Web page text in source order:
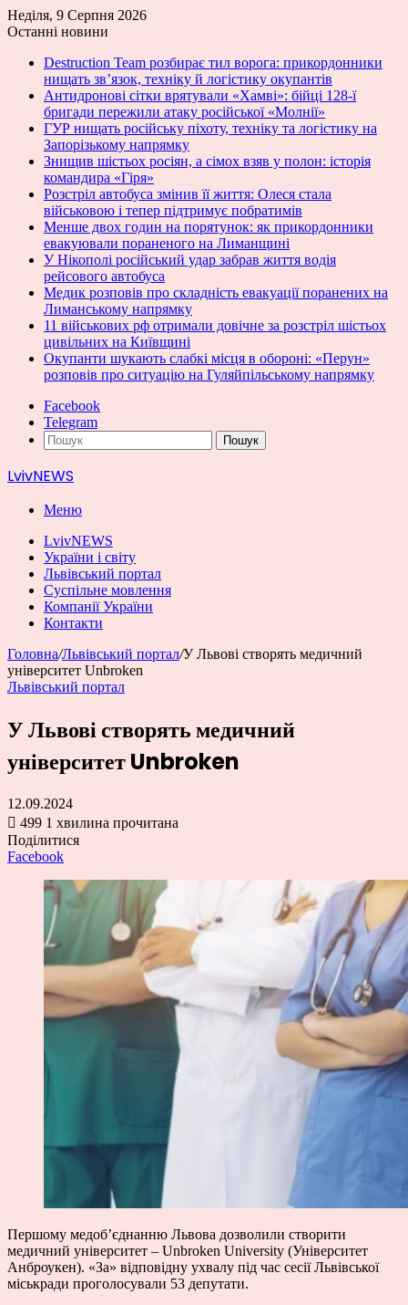
Неділя, 9 Серпня 2026
Останні новини
Destruction Team розбирає тил ворога: прикордонники
нищать зв’язок, техніку й логістику окупантів
Антидронові сітки врятували «Хамві»: бійці 128-ї
бригади пережили атаку російської «Молнії»
ГУР нищать російську піхоту, техніку та логістику на
Запорізькому напрямку
Знищив шістьох росіян, а сімох взяв у полон: історія
командира «Гіря»
Розстріл автобуса змінив її життя: Олеся стала
військовою і тепер підтримує побратимів
Менше двох годин на порятунок: як прикордонники
евакуювали пораненого на Лиманщині
У Нікополі російський удар забрав життя водія
рейсового автобуса
Медик розповів про складність евакуації поранених на
Лиманському напрямку
11 військових рф отримали довічне за розстріл шістьох
цивільних на Київщині
Окупанти шукають слабкі місця в обороні: «Перун»
розповів про ситуацію на Гуляйпільському напрямку
Facebook
Telegram
Пошук
LvivNEWS
Меню
LvivNEWS
України і світу
Львівський портал
Суспільне мовлення
Компанії України
Контакти
Головна/Львівський портал/У Львові створять медичний
університет Unbroken
Львівський портал
У Львові створять медичний
університет Unbroken
12.09.2024
499 1 хвилина прочитана
Поділитися
Facebook
Першому медоб’єднанню Львова дозволили створити
медичний університет – Unbroken University (Університет
Анброукен). «За» відповідну ухвалу під час сесії Львівської
міськради проголосували 53 депутати.